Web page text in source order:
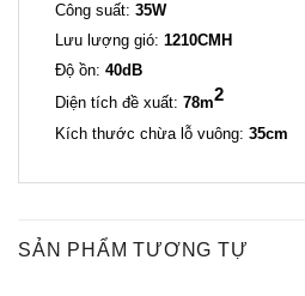
Công suất: 35W
Lưu lượng gió: 1210CMH
Độ ồn: 40dB
Diện tích đề xuất: 78m2
Kích thước chừa lỗ vuông: 35cm
SẢN PHẨM TƯƠNG TỰ